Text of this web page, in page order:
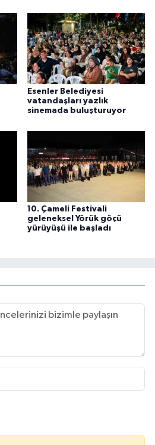
Esenler Belediyesi
vatandaşları yazlık
sinemada buluşturuyor
10. Çameli Festivali
geleneksel Yörük göçü
yürüyüşü ile başladı